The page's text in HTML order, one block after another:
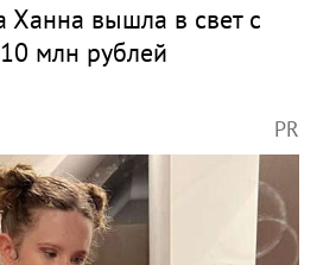
Ханна вышла в свет с
млн рублей
PR